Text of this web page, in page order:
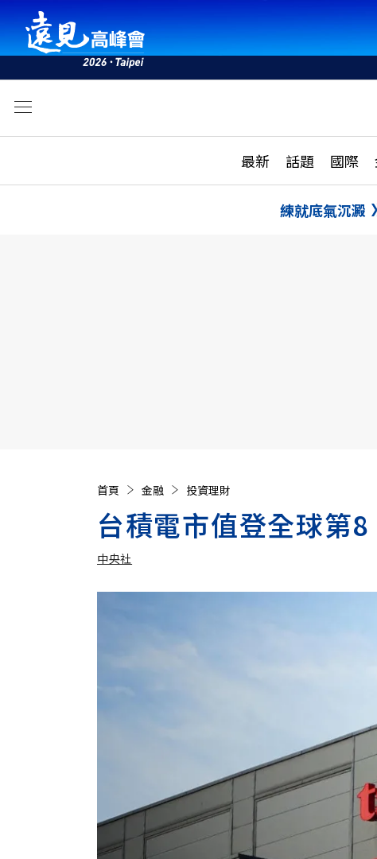
最新 話題 國際
活動
話題
練就底氣沉澱
首頁 金融 投資理財
台積電市值登全球第
中央社